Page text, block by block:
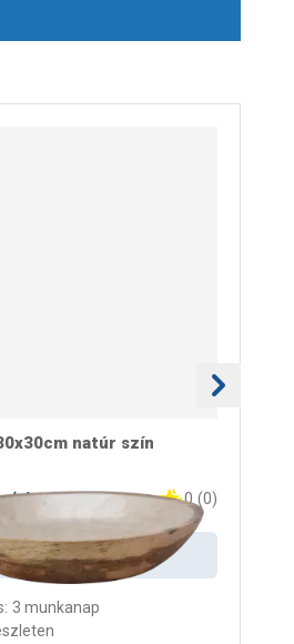
natúr szín
/ darab 0 (0)
Kosárba
3 munkanap